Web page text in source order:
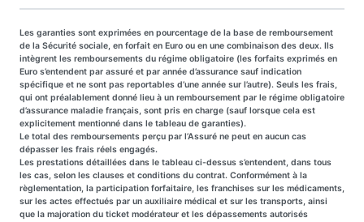
Les garanties sont exprimées en pourcentage de la base de remboursement
de la Sécurité sociale, en forfait en Euro ou en une combinaison des deux. Ils
intègrent les remboursements du régime obligatoire (les forfaits exprimés en
Euro s’entendent par assuré et par année d’assurance sauf indication
spécifique et ne sont pas reportables d’une année sur l’autre). Seuls les frais,
qui ont préalablement donné lieu à un remboursement par le régime obligatoire
d’assurance maladie français, sont pris en charge (sauf lorsque cela est
explicitement mentionné dans le tableau de garanties).
Le total des remboursements perçu par l’Assuré ne peut en aucun cas
dépasser les frais réels engagés.
Les prestations détaillées dans le tableau ci-dessus s’entendent, dans tous
les cas, selon les clauses et conditions du contrat. Conformément à la
règlementation, la participation forfaitaire, les franchises sur les médicaments,
sur les actes effectués par un auxiliaire médical et sur les transports, ainsi
que la majoration du ticket modérateur et les dépassements autorisés